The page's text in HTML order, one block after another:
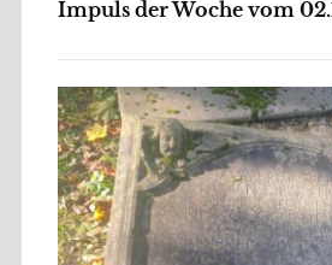
Impuls der Woche vom